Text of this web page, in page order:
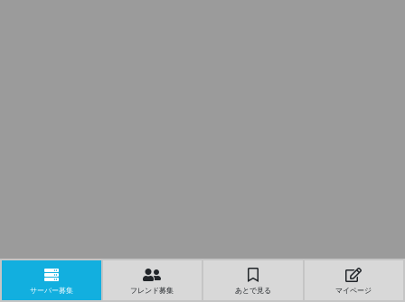
サーバー募集 フレンド募集 あとで見る マイページ